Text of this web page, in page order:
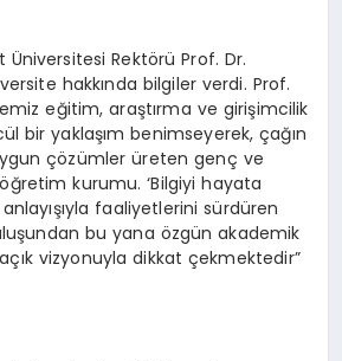
Rektörü Prof. Dr.
hakkında bilgiler verdi. Prof.
eğitim, araştırma ve girişimcilik
bir yaklaşım benimseyerek, çağın
çözümler üreten genç ve
kurumu. ‘Bilgiyi hayata
faaliyetlerini sürdüren
bu yana özgün akademik
vizyonuyla dikkat çekmektedir”